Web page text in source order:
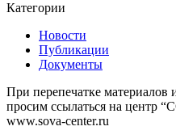
Категории
Новости
Публикации
Документы
При перепечатке
просим ссылаться на центр
www.sova-center.ru